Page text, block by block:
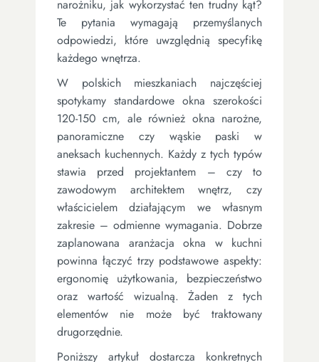
narożniku, jak wykorzystać ten trudny kąt?
Te pytania wymagają przemyślanych
odpowiedzi, które uwzględnią specyfikę
każdego wnętrza.
W polskich mieszkaniach najczęściej
spotykamy standardowe okna szerokości
120-150 cm, ale również okna narożne,
panoramiczne czy wąskie paski w
aneksach kuchennych. Każdy z tych typów
stawia przed projektantem – czy to
zawodowym architektem wnętrz, czy
właścicielem działającym we własnym
zakresie – odmienne wymagania. Dobrze
zaplanowana aranżacja okna w kuchni
powinna łączyć trzy podstawowe aspekty:
ergonomię użytkowania, bezpieczeństwo
oraz wartość wizualną. Żaden z tych
elementów nie może być traktowany
drugorzędnie.
Poniższy artykuł dostarcza konkretnych